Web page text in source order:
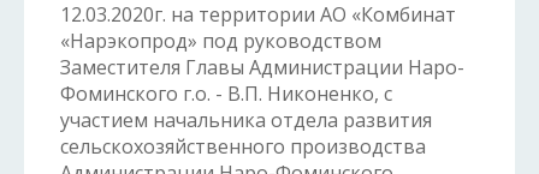
12.03.2020г. на территории АО «Комбинат
«Нарэкопрод» под руководством
Заместителя Главы Администрации Наро-
Фоминского г.о. - В.П. Никоненко, с
участием начальника отдела развития
сельскохозяйственного производства